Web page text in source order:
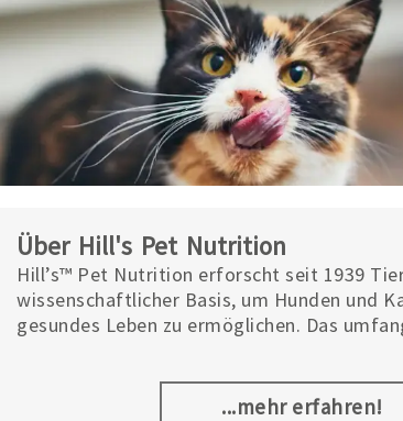
Über Hill's Pet Nutrition
Hill’s™ Pet Nutrition erforscht seit 1939
wissenschaftlicher Basis, um Hunden und
gesundes Leben zu ermöglichen. Das
drei Produktlinien: Hill’s Prescription Diet™,
...mehr erfahren!